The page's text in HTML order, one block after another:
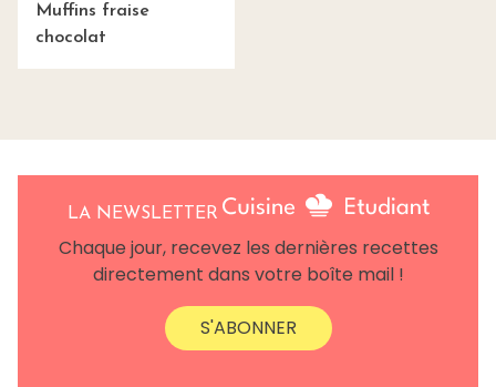
Muffins fraise
chocolat
LA NEWSLETTER
Chaque jour, recevez les dernières recettes
directement dans votre boîte mail !
S'ABONNER